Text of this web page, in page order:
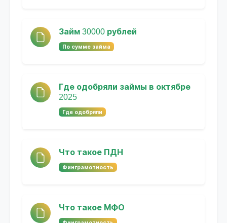
Займ 30000 рублей
По сумме займа
Где одобряли займы в октябре
2025
Где одобряли
Что такое ПДН
Финграмотность
Что такое МФО